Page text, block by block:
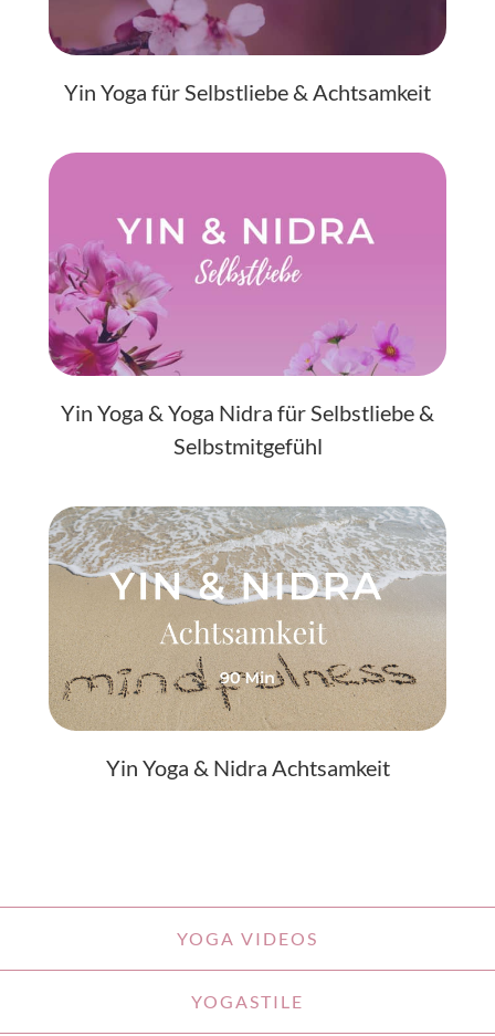
Yin Yoga für Selbstliebe & Achtsamkeit
Yin Yoga & Yoga Nidra für Selbstliebe &
Selbstmitgefühl
Yin Yoga & Nidra Achtsamkeit
YOGA VIDEOS
YOGASTILE